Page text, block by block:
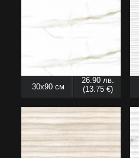
30x90 см
26.90 лв.
(13.75 €)